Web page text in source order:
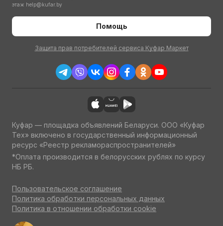
этаж help@kufar.by
Помощь
Защита прав потребителей сервиса Куфар Маркет
Куфар — площадка объявлений Беларуси. ООО «Куфар
Тех» включено в государственный информационный
ресурс «Реестр рекламораспространителей»
*Оплата производится в белорусских рублях по курсу
НБ РБ.
Пользовательское соглашение
Политика обработки персональных данных
Политика в отношении обработки cookie